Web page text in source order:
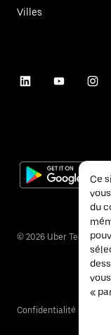
Villes
© 2026 Uber
Confidentialité
Ce
du
«